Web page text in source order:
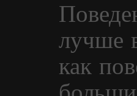
лучше
как